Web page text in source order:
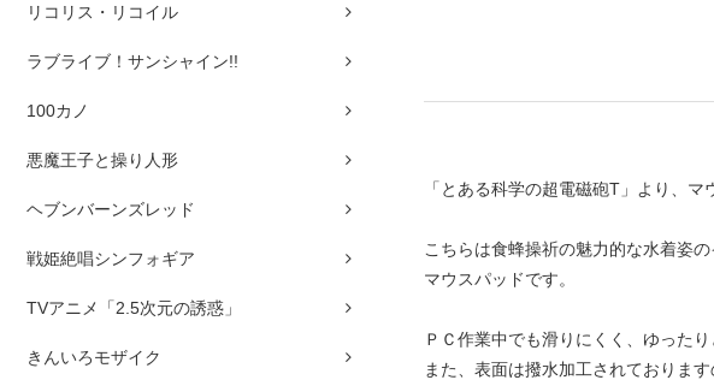
リコリス・リコイル
ラブライブ！サンシャイン!!
100カノ
悪魔王子と操り人形
ヘブンバーンズレッド
戦姫絶唱シンフォギア
TVアニメ「2.5次元の誘惑」
きんいろモザイク
「とある科学の超電磁砲T」より、
こちらは食蜂操祈の魅力的な水着姿
マウスパッドです。
ＰＣ作業中でも滑りにくく、ゆった
また、表面は撥水加工されておりま